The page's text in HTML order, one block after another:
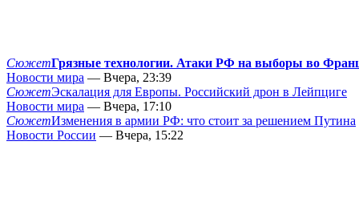
СюжетГрязные технологии. Атаки РФ на выборы во
Новости мира — Вчера, 23:39
СюжетЭскалация для Европы. Российский дрон в Лейпциге
Новости мира — Вчера, 17:10
СюжетИзменения в армии РФ: что стоит за решением Путина
Новости России — Вчера, 15:22